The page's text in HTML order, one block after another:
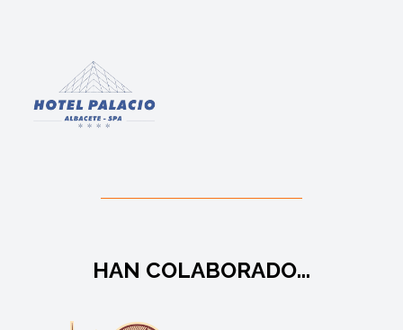
HAN COLABORADO...